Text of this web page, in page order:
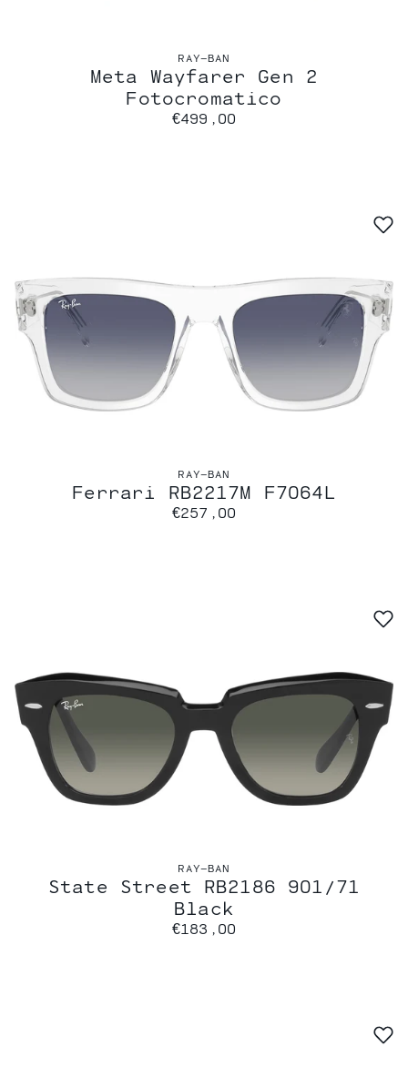
RAY-BAN
Meta Wayfarer Gen 2
Fotocromatico
€499,00
RAY-BAN
Ferrari RB2217M F7064L
€257,00
RAY-BAN
State Street RB2186 901/71
Black
€183,00